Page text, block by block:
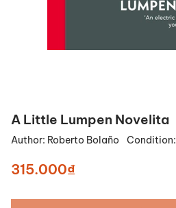
A Little Lumpen Novelita
Author: Roberto Bolaño Condition:
315.000₫